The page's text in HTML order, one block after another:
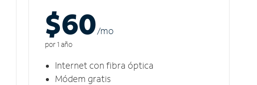
$60/mo
por 1 año
Internet con fibra óptica
Módem gratis